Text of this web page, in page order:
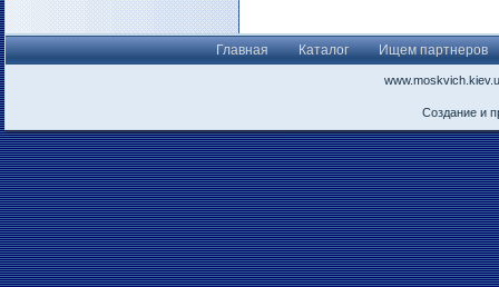
Главная Каталог Ищем партнеров
Создание и